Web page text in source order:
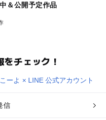
＆公開予定作品
チェック！
信